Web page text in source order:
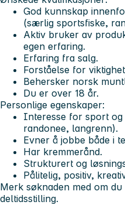
God kunnskap
(særlig sportsfiske,
Aktiv bruker av
egen erfaring.
Erfaring fra salg.
Forståelse for
Behersker norsk
Du er over 18 år.
Personlige egenskaper:
Interesse for sport
randonee, langrenn).
Evner å jobbe både i
Har kremmerånd.
Strukturert og
Pålitelig, positiv,
Merk søknaden med om
deltidsstilling.